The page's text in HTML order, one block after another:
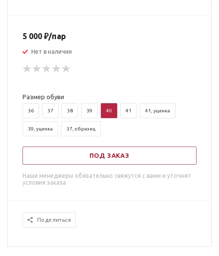
5 000 ₽/пар
Нет в наличии
Размер обуви
36 37 38 39 40 41 41, уценка
39, уценка 37, образец
ПОД ЗАКАЗ
Наши менеджеры обязательно свяжутся с вами и уточнят
условия заказа
Поделиться